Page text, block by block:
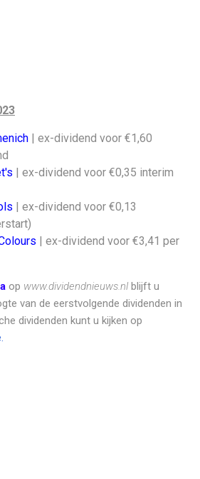
| ex-dividend voor €1,60
| ex-dividend voor €0,35 interim
| ex-dividend voor €0,13
| ex-dividend voor €3,41 per
op www.dividendnieuws.nl blijft u
van de eerstvolgende dividenden in
dividenden kunt u kijken op